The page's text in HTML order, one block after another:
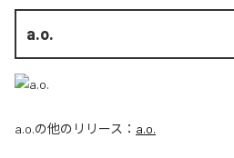
a.o.
a.o.の他のリリース： a.o.